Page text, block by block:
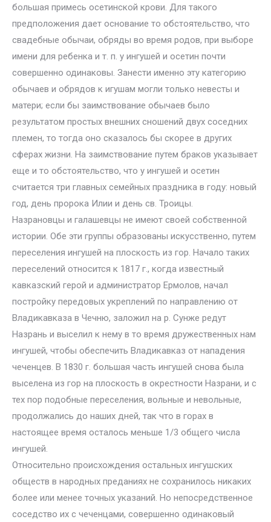
большая примесь осетинской крови. Для такого
предположения дает основание то обстоятельство, что
свадебные обычаи, обряды во время родов, при выборе
имени для ребенка и т. п. у ингушей и осетин почти
совершенно одинаковы. Занести именно эту категорию
обычаев и обрядов к игушам могли только невесты и
матери; если бы заимствование обычаев было
результатом простых внешних сношений двух соседних
племен, то тогда оно сказалось бы скорее в других
сферах жизни. На заимствование путем браков указывает
еще и то обстоятельство, что у ингушей и осетин
считается три главных семейных праздника в году: новый
год, день пророка Илии и день св. Троицы.
Назрановцы и галашевцы не имеют своей собственной
истории. Обе эти группы образованы искусственно, путем
переселения ингушей на плоскость из гор. Начало таких
переселений относится к 1817 г., когда известный
кавказский герой и администратор Ермолов, начал
постройку передовых укреплений по направлению от
Владикавказа в Чечню, заложил на р. Сунже редут
Назрань и выселил к нему в то время дружественных нам
ингушей, чтобы обеспечить Владикавказ от нападения
чеченцев. В 1830 г. большая часть ингушей снова была
выселена из гор на плоскость в окрестности Назрани, и с
тех пор подобные переселения, вольные и невольные,
продолжались до наших дней, так что в горах в
настоящее время осталось меньше 1/3 общего числа
ингушей.
Относительно происхождения остальных ингушских
обществ в народных преданиях не сохранилось никаких
более или менее точных указаний. Но непосредственное
соседство их с чеченцами, совершенно одинаковый